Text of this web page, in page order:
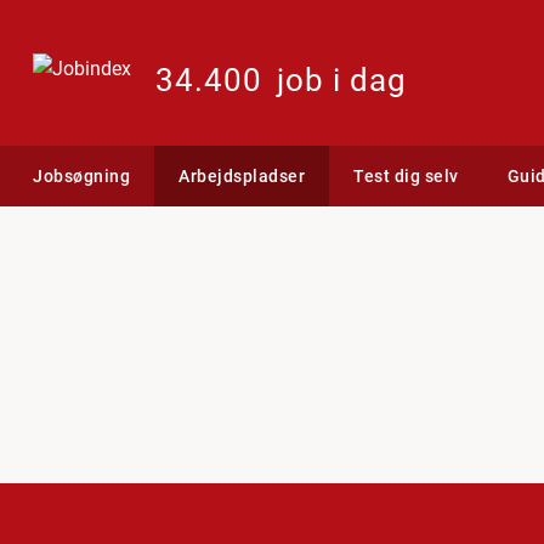
34.400 job i dag
Jobsøgning Arbejdspladser Test dig selv